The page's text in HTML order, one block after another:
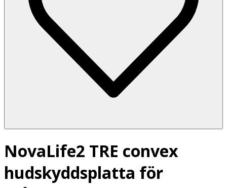
NovaLife2 TRE convex
hudskyddsplatta för